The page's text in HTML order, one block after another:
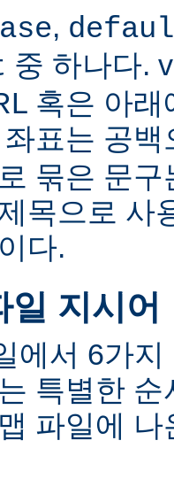
,
중 하나다.
혹은 아
표는 공
묶은 문
목으로 사
다.
일 지시어
에서 6가
특별한
파일에